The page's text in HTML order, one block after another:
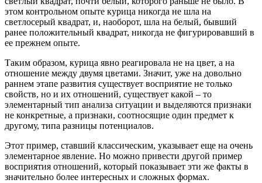
этом контрольном опыте курица никогда не шла на
светлосерый квадрат, и, наоборот, шла на белый, бывший
ранее положительный квадрат, никогда не фигурировавший в
ее прежнем опыте.
Таким образом, курица явно реагировала не на цвет, а на
отношение между двумя цветами. Значит, уже на довольно
раннем этапе развития существует восприятие не только
свойств, но и их отношений, существует какой – то
элементарный тип анализа ситуации и выделяются признаки
не конкретные, а признаки, соотносящие один предмет к
другому, типа разницы потенциалов.
Этот пример, ставший классическим, указывает еще на очень
элементарное явление. Но можно привести другой пример
восприятия отношений, который показывает эти же факты в
значительно более интересных и сложных формах.